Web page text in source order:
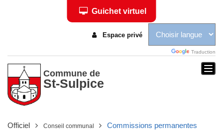
Traduction
Espace privé
Guichet virtuel
Commune de
St-Sulpice
Officiel Conseil communal Commissions permanentes